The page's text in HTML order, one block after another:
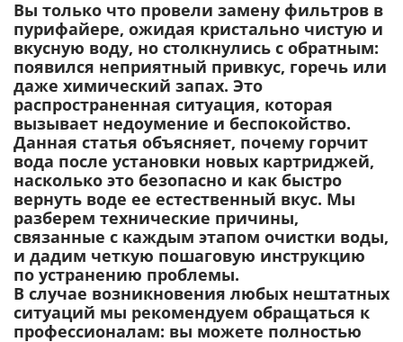
Вы только что провели замену фильтров в
пурифайере, ожидая кристально чистую и
вкусную воду, но столкнулись с обратным:
появился неприятный привкус, горечь или
даже химический запах. Это
распространенная ситуация, которая
вызывает недоумение и беспокойство.
Данная статья объясняет, почему горчит
вода после установки новых картриджей,
насколько это безопасно и как быстро
вернуть воде ее естественный вкус. Мы
разберем технические причины,
связанные с каждым этапом очистки воды,
и дадим четкую пошаговую инструкцию
по устранению проблемы.
В случае возникновения любых нештатных
ситуаций мы рекомендуем обращаться к
профессионалам: вы можете полностью